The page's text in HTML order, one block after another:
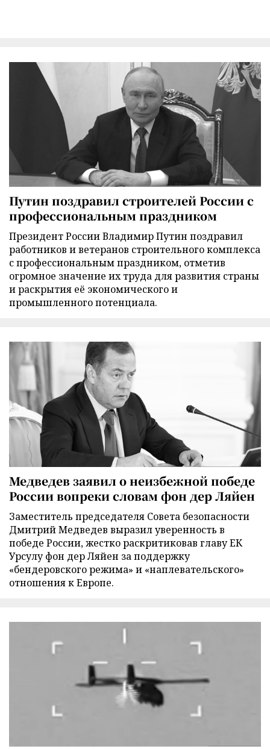
Путин поздравил строителей России с
профессиональным праздником
Президент России Владимир Путин поздравил
работников и ветеранов строительного комплекса
с профессиональным праздником, отметив
огромное значение их труда для развития страны
и раскрытия её экономического и
промышленного потенциала.
Медведев заявил о неизбежной победе
России вопреки словам фон дер Ляйен
Заместитель председателя Совета безопасности
Дмитрий Медведев выразил уверенность в
победе России, жестко раскритиковав главу ЕК
Урсулу фон дер Ляйен за поддержку
«бендеровского режима» и «наплевательского»
отношения к Европе.